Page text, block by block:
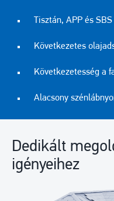
Tisztán, APP és
Következetes
Következetesség a
Alacsony
Dedikált
igényeihez